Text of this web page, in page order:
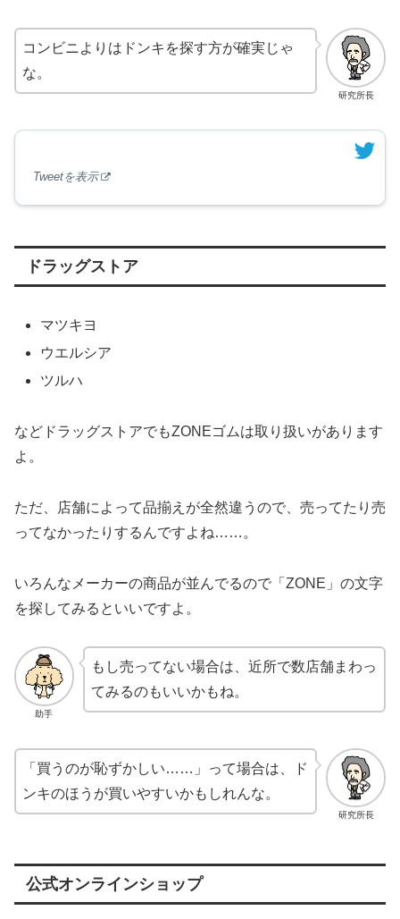
研究所長
コンビニよりはドンキを探す方が確実じゃ
な。
Tweetを表示
ドラッグストア
マツキヨ
ウエルシア
ツルハ
などドラッグストアでもZONEゴムは取り扱いがあります
よ。
ただ、店舗によって品揃えが全然違うので、売ってたり売
ってなかったりするんですよね……。
いろんなメーカーの商品が並んでるので「ZONE」の文字
を探してみるといいですよ。
助手
もし売ってない場合は、近所で数店舗まわっ
てみるのもいいかもね。
研究所長
「買うのが恥ずかしい……」って場合は、ド
ンキのほうが買いやすいかもしれんな。
公式オンラインショップ